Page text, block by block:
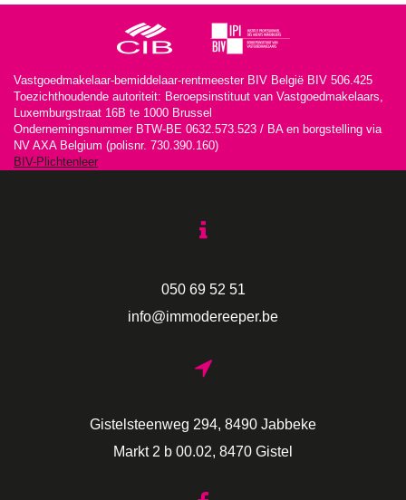
Vastgoedmakelaar-bemiddelaar-rentmeester BIV België BIV 506.425
Toezichthoudende autoriteit: Beroepsinstituut van Vastgoedmakelaars,
Luxemburgstraat 16B te 1000 Brussel
Ondernemingsnummer BTW-BE 0632.573.523 / BA en borgstelling via
NV AXA Belgium (polisnr. 730.390.160)
BIV-Plichtenleer
050 69 52 51
info@immodereeper.be
Gistelsteenweg 294, 8490 Jabbeke
Markt 2 b 00.02, 8470 Gistel